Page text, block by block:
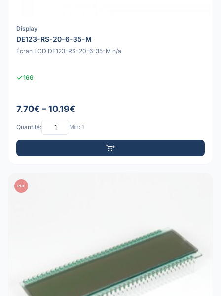
Display
DE123-RS-20-6-35-M
Écran LCD DE123-RS-20-6-35-M n/a
166
7.70€ – 10.19€
Quantité: Min: 1
PDF